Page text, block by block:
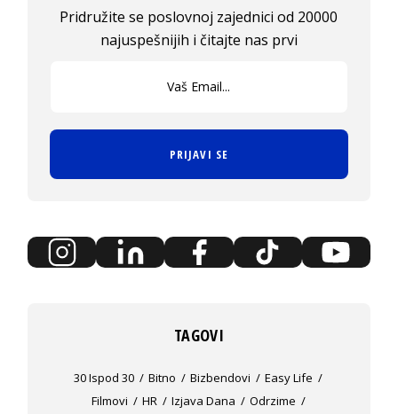
Pridružite se poslovnoj zajednici od 20000
najuspešnijih i čitajte nas prvi
PRIJAVI SE
TAGOVI
30 Ispod 30 Bitno Bizbendovi
Easy Life
Filmovi
HR Izjava Dana
Odrzime